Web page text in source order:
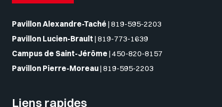
Pavillon Alexandre-Taché | 819-595-2203
Pavillon Lucien-Brault | 819-773-1639
Campus de Saint-Jérôme | 450-820-8157
Pavillon Pierre-Moreau| 819-595-2203
Liens rapides